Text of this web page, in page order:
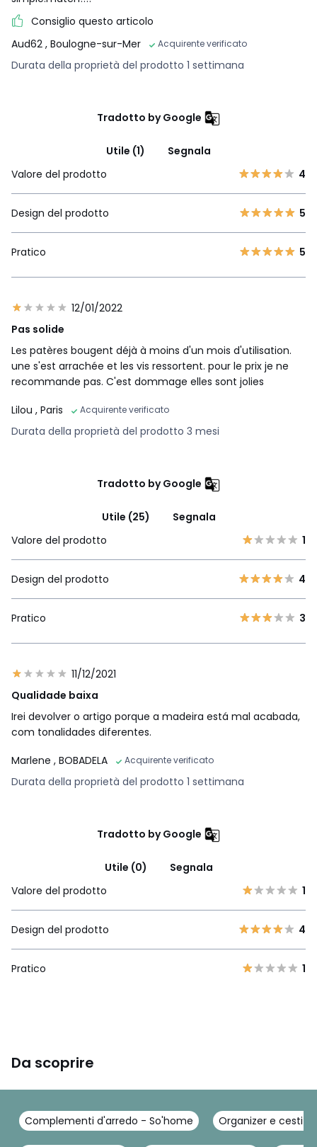
Consiglio questo articolo
Aud62 , Boulogne-sur-Mer Acquirente verificato
Durata della proprietà del prodotto 1 settimana
Tradotto by Google
Utile (1)
Segnala
Valore del prodotto
4
Design del prodotto 5
Pratico 5
12/01/2022
Pas solide
Les patères bougent déjà à moins d'un mois d'utilisation.
une s'est arrachée et les vis ressortent. pour le prix je ne
recommande pas. C'est dommage elles sont jolies
Lilou , Paris Acquirente verificato
Durata della proprietà del prodotto 3 mesi
Tradotto by Google
Utile (25)
Segnala
Valore del prodotto
1
Design del prodotto 4
Pratico 3
11/12/2021
Qualidade baixa
Irei devolver o artigo porque a madeira está mal acabada,
com tonalidades diferentes.
Marlene , BOBADELA Acquirente verificato
Durata della proprietà del prodotto 1 settimana
Tradotto by Google
Utile (0)
Segnala
Valore del prodotto
1
Design del prodotto 4
Pratico 1
Da scoprire
Complementi d'arredo - So'home Organizer e cesti -